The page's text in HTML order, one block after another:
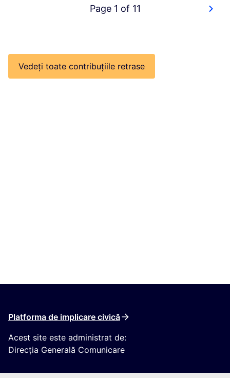
Page 1 of 11
Vedeți toate contribuțiile retrase
Platforma de implicare civică
Acest site este administrat de:
Direcția Generală Comunicare